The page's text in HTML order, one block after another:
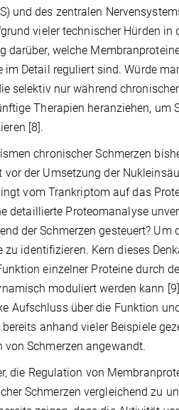
und des zentralen
vieler technischer Hürden in
darüber, welche
Detail reguliert sind. Würde
selektiv nur während
Therapien heranziehen, um
[8].
chronischer Schmerzen
der Umsetzung der
vom Trankriptom auf das
detaillierte Proteomanalyse
der Schmerzen gesteuert? Um
identifizieren. Kern dieses
einzelner Proteine durch
moduliert werden kann
Aufschluss über die Funktion
anhand vieler Beispiele
Schmerzen angewandt.
die Regulation von
Schmerzen vergleichend zu